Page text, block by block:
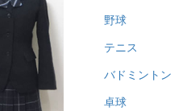
野球
テニス
バドミントン
卓球